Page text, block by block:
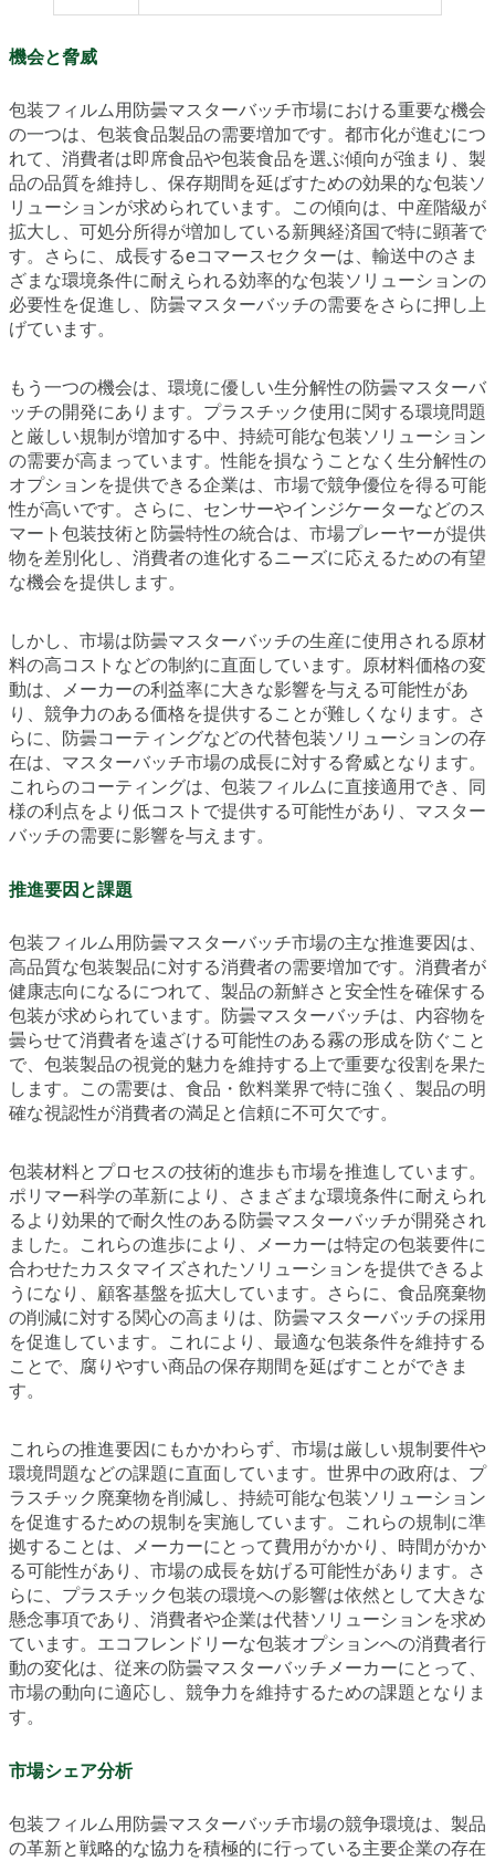
機会と脅威
包装フィルム用防曇マスターバッチ市場における重要な機会
の一つは、包装食品製品の需要増加です。都市化が進むにつ
れて、消費者は即席食品や包装食品を選ぶ傾向が強まり、製
品の品質を維持し、保存期間を延ばすための効果的な包装ソ
リューションが求められています。この傾向は、中産階級が
拡大し、可処分所得が増加している新興経済国で特に顕著で
す。さらに、成長するeコマースセクターは、輸送中のさま
ざまな環境条件に耐えられる効率的な包装ソリューションの
必要性を促進し、防曇マスターバッチの需要をさらに押し上
げています。
もう一つの機会は、環境に優しい生分解性の防曇マスターバ
ッチの開発にあります。プラスチック使用に関する環境問題
と厳しい規制が増加する中、持続可能な包装ソリューション
の需要が高まっています。性能を損なうことなく生分解性の
オプションを提供できる企業は、市場で競争優位を得る可能
性が高いです。さらに、センサーやインジケーターなどのス
マート包装技術と防曇特性の統合は、市場プレーヤーが提供
物を差別化し、消費者の進化するニーズに応えるための有望
な機会を提供します。
しかし、市場は防曇マスターバッチの生産に使用される原材
料の高コストなどの制約に直面しています。原材料価格の変
動は、メーカーの利益率に大きな影響を与える可能性があ
り、競争力のある価格を提供することが難しくなります。さ
らに、防曇コーティングなどの代替包装ソリューションの存
在は、マスターバッチ市場の成長に対する脅威となります。
これらのコーティングは、包装フィルムに直接適用でき、同
様の利点をより低コストで提供する可能性があり、マスター
バッチの需要に影響を与えます。
推進要因と課題
包装フィルム用防曇マスターバッチ市場の主な推進要因は、
高品質な包装製品に対する消費者の需要増加です。消費者が
健康志向になるにつれて、製品の新鮮さと安全性を確保する
包装が求められています。防曇マスターバッチは、内容物を
曇らせて消費者を遠ざける可能性のある霧の形成を防ぐこと
で、包装製品の視覚的魅力を維持する上で重要な役割を果た
します。この需要は、食品・飲料業界で特に強く、製品の明
確な視認性が消費者の満足と信頼に不可欠です。
包装材料とプロセスの技術的進歩も市場を推進しています。
ポリマー科学の革新により、さまざまな環境条件に耐えられ
るより効果的で耐久性のある防曇マスターバッチが開発され
ました。これらの進歩により、メーカーは特定の包装要件に
合わせたカスタマイズされたソリューションを提供できるよ
うになり、顧客基盤を拡大しています。さらに、食品廃棄物
の削減に対する関心の高まりは、防曇マスターバッチの採用
を促進しています。これにより、最適な包装条件を維持する
ことで、腐りやすい商品の保存期間を延ばすことができま
す。
これらの推進要因にもかかわらず、市場は厳しい規制要件や
環境問題などの課題に直面しています。世界中の政府は、プ
ラスチック廃棄物を削減し、持続可能な包装ソリューション
を促進するための規制を実施しています。これらの規制に準
拠することは、メーカーにとって費用がかかり、時間がかか
る可能性があり、市場の成長を妨げる可能性があります。さ
らに、プラスチック包装の環境への影響は依然として大きな
懸念事項であり、消費者や企業は代替ソリューションを求め
ています。エコフレンドリーな包装オプションへの消費者行
動の変化は、従来の防曇マスターバッチメーカーにとって、
市場の動向に適応し、競争力を維持するための課題となりま
す。
市場シェア分析
包装フィルム用防曇マスターバッチ市場の競争環境は、製品
の革新と戦略的な協力を積極的に行っている主要企業の存在